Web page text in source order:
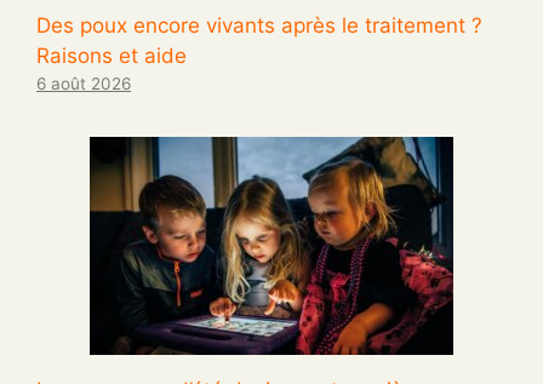
Des poux encore vivants après le traitement ?
Raisons et aide
6 août 2026